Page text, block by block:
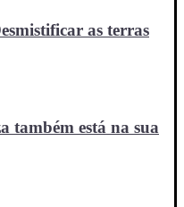
as terras
também está na sua